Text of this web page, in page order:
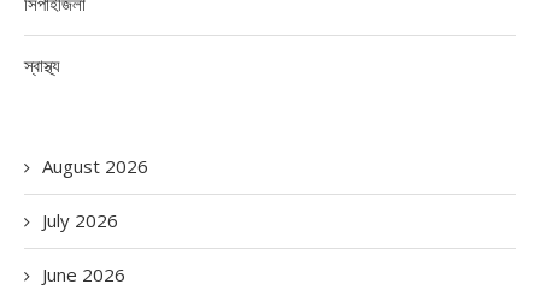
স্বাস্থ্য
August 2026
July 2026
June 2026